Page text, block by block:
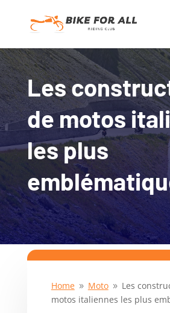
Les
de motos
les plus
Home 9 Moto 9 Les
motos italiennes les plus